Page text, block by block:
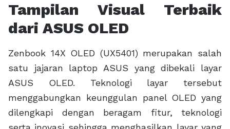
Tampilan Visual Terbaik
dari ASUS OLED
Zenbook 14X OLED (UX5401) merupakan salah
satu jajaran laptop ASUS yang dibekali layar
ASUS OLED. Teknologi layar tersebut
menggabungkan keunggulan panel OLED yang
dilengkapi dengan beragam fitur, teknologi